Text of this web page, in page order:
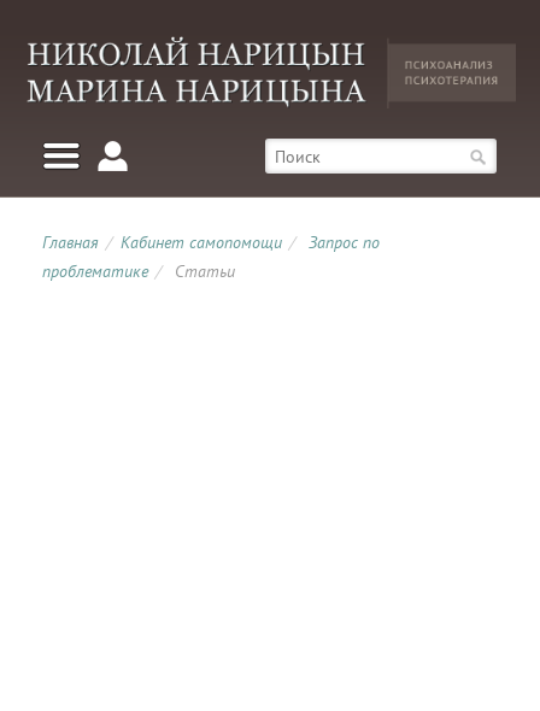
Главная / Кабинет самопомощи /
Запрос по
проблематике / Статьи